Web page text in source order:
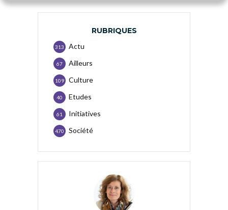
RUBRIQUES
Actu
313
Ailleurs
67
Culture
109
Etudes
40
Initiatives
61
Société
470